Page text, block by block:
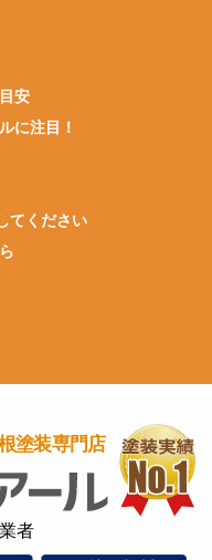
安
に注目！
てください
者